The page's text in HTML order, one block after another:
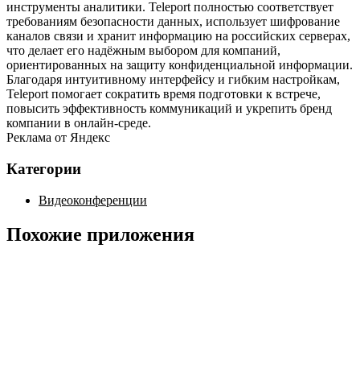
инструменты аналитики. Teleport полностью соответствует
требованиям безопасности данных, использует шифрование
каналов связи и хранит информацию на российских серверах,
что делает его надёжным выбором для компаний,
ориентированных на защиту конфиденциальной информации.
Благодаря интуитивному интерфейсу и гибким настройкам,
Teleport помогает сократить время подготовки к встрече,
повысить эффективность коммуникаций и укрепить бренд
компании в онлайн‑среде.
Реклама от Яндекс
Категории
Видеоконференции
Похожие приложения